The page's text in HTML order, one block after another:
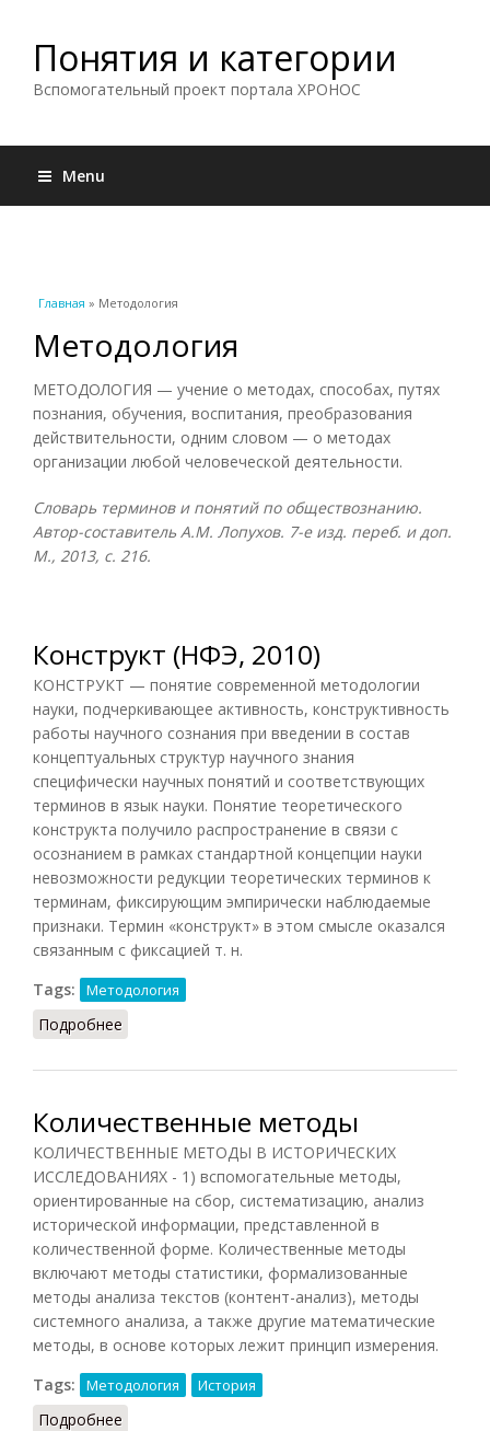
Понятия и категории
Вспомогательный проект портала ХРОНОС
Menu
Вы здесь
Главная » Методология
Методология
МЕТОДОЛОГИЯ — учение о методах, способах, путях
познания, обучения, воспитания, преобразования
действительности, одним словом — о методах
организации любой человеческой деятельности.
Словарь терминов и понятий по обществознанию.
Автор-составитель А.М. Лопухов. 7-е изд. переб. и доп.
М., 2013, с. 216.
Конструкт (НФЭ, 2010)
КОНСТРУКТ — понятие современной методологии
науки, подчеркивающее активность, конструктивность
работы научного сознания при введении в состав
концептуальных структур научного знания
специфически научных понятий и соответствующих
терминов в язык науки. Понятие теоретического
конструкта получило распространение в связи с
осознанием в рамках стандартной концепции науки
невозможности редукции теоретических терминов к
терминам, фиксирующим эмпирически наблюдаемые
признаки. Термин «конструкт» в этом смысле оказался
связанным с фиксацией т. н.
Tags:
Методология
Подробнее
Количественные методы
КОЛИЧЕСТВЕННЫЕ МЕТОДЫ В ИСТОРИЧЕСКИХ
ИССЛЕДОВАНИЯХ - 1) вспомогательные методы,
ориентированные на сбор, систематизацию, анализ
исторической информации, представленной в
количественной форме. Количественные методы
включают методы статистики, формализованные
методы анализа текстов (контент-анализ), методы
системного анализа, а также другие математические
методы, в основе которых лежит принцип измерения.
Tags:
Методология История
Подробнее